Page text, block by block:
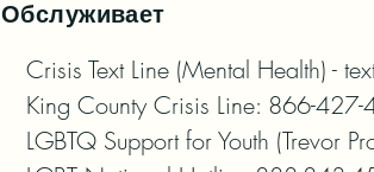
Обслуживает
Crisis Text Line (Mental Health) -
King County Crisis Line: 866-
LGBTQ Support for Youth (Trevor